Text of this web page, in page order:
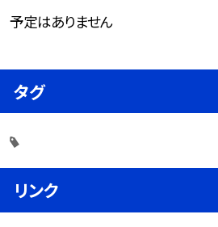
予定はありません
タグ
リンク